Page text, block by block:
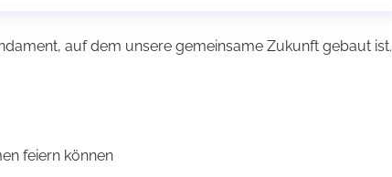
auf dem unsere gemeinsame Zukunft gebaut ist.
feiern können